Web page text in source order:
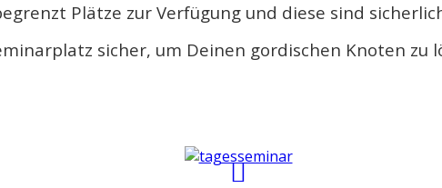
Plätze zur Verfügung und diese sind
sicher, um Deinen gordischen Knoten zu